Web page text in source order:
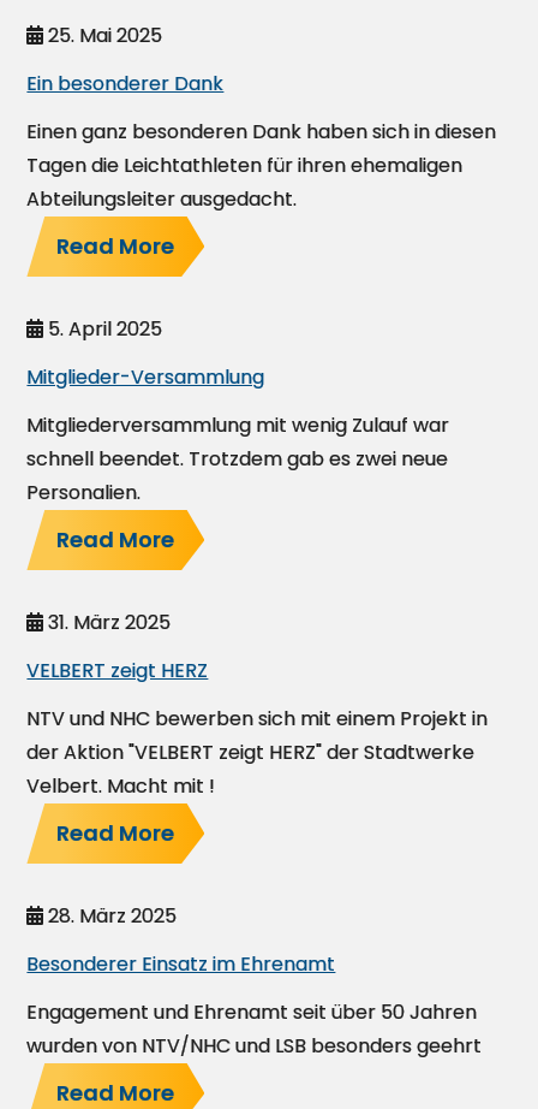
25. Mai 2025
Ein besonderer Dank
Einen ganz besonderen Dank haben sich in diesen
Tagen die Leichtathleten für ihren ehemaligen
Abteilungsleiter ausgedacht.
Read More
5. April 2025
Mitglieder-Versammlung
Mitgliederversammlung mit wenig Zulauf war
schnell beendet. Trotzdem gab es zwei neue
Personalien.
Read More
31. März 2025
VELBERT zeigt HERZ
NTV und NHC bewerben sich mit einem Projekt in
der Aktion "VELBERT zeigt HERZ" der Stadtwerke
Velbert. Macht mit !
Read More
28. März 2025
Besonderer Einsatz im Ehrenamt
Engagement und Ehrenamt seit über 50 Jahren
wurden von NTV/NHC und LSB besonders geehrt
Read More